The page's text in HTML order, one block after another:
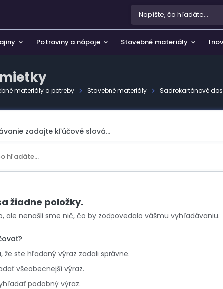
Potraviny a nápoje Stavebné materiály
a záhrada
potreby, hobby a voľný čas
a umenie
ochrana osobných údajov
súborov cookie
nás
materiály a potreby Stavebné materiály Sadrokartónové
zadajte kľúčové slová...
žiadne položky.
ale nenašli sme nič, čo by zodpovedalo vášmu vyhľadávaniu.
že ste hľadaný výraz zadali správne.
všeobecnejší výraz.
podobný výraz.